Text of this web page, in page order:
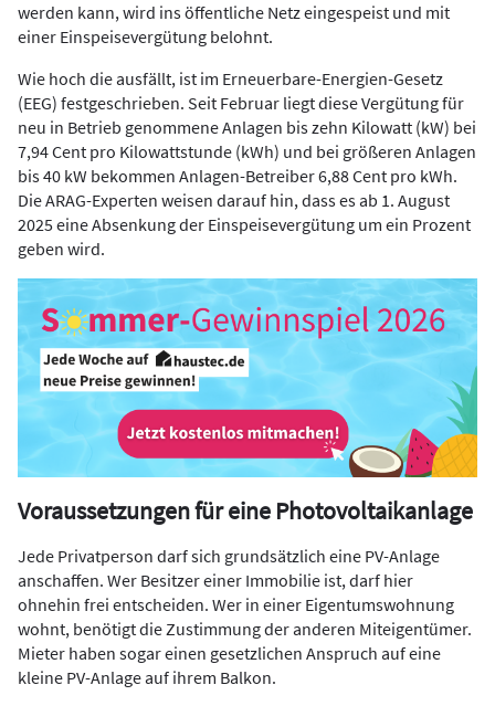
werden kann, wird ins öffentliche Netz eingespeist und mit
einer Einspeisevergütung belohnt.
Wie hoch die ausfällt, ist im Erneuerbare-Energien-Gesetz
(EEG) festgeschrieben. Seit Februar liegt diese Vergütung für
neu in Betrieb genommene Anlagen bis zehn Kilowatt (kW) bei
7,94 Cent pro Kilowattstunde (kWh) und bei größeren Anlagen
bis 40 kW bekommen Anlagen-Betreiber 6,88 Cent pro kWh.
Die ARAG-Experten weisen darauf hin, dass es ab 1. August
2025 eine Absenkung der Einspeisevergütung um ein Prozent
geben wird.
Voraussetzungen für eine Photovoltaikanlage
Jede Privatperson darf sich grundsätzlich eine PV-Anlage
anschaffen. Wer Besitzer einer Immobilie ist, darf hier
ohnehin frei entscheiden. Wer in einer Eigentumswohnung
wohnt, benötigt die Zustimmung der anderen Miteigentümer.
Mieter haben sogar einen gesetzlichen Anspruch auf eine
kleine PV-Anlage auf ihrem Balkon.